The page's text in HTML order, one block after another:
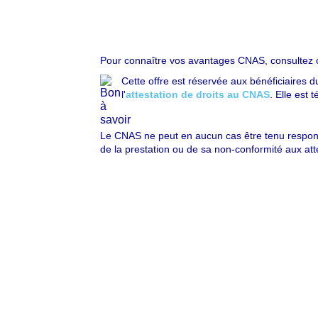
Pour connaître vos avantages CNAS,
Cette offre est réservée aux bénéficiaires
l'attestation de droits au CNAS. Elle est
Le CNAS ne peut en aucun cas être tenu
de la prestation ou de sa non-conformité aux